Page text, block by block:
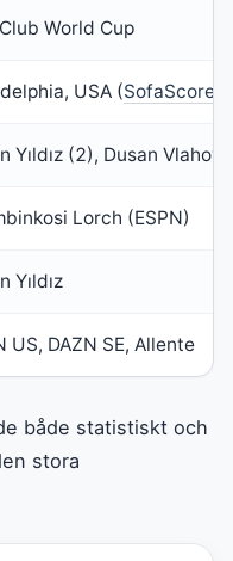
World Cup
USA (SofaScore
Yıldız (2), Dusan
Lorch (ESPN)
Yıldız
US, DAZN SE, Allente
både statistiskt och
stora